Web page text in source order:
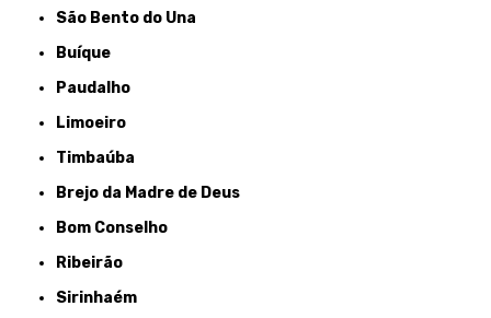
São Bento do Una
Buíque
Paudalho
Limoeiro
Timbaúba
Brejo da Madre de Deus
Bom Conselho
Ribeirão
Sirinhaém